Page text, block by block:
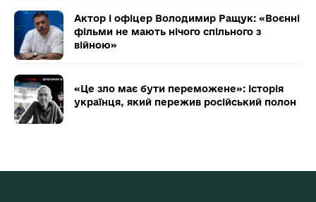
Актор і офіцер Володимир Ращук: «Воєнні
фільми не мають нічого спільного з
війною»
«Це зло має бути переможене»: історія
українця, який пережив російський полон